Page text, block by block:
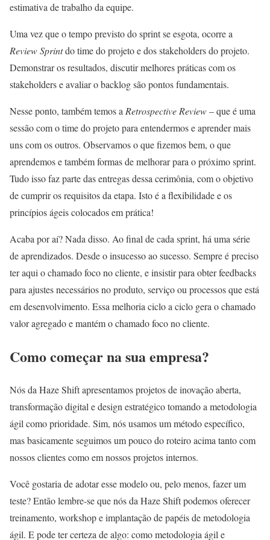
estimativa de trabalho da equipe.
Uma vez que o tempo previsto do sprint se esgota, ocorre a
Review Sprintdo time do projeto e dos stakeholders do projeto.
Demonstrar os resultados, discutir melhores práticas com os
stakeholders e avaliar o backlog são pontos fundamentais.
Nesse ponto, também temos aRetrospective Review– que é uma
sessão com o time do projeto para entendermos e aprender mais
uns com os outros. Observamos o que fizemos bem, o que
aprendemos e também formas de melhorar para o próximo sprint.
Tudo isso faz parte das entregas dessa cerimônia, com o objetivo
de cumprir os requisitos da etapa. Isto é a flexibilidade e os
princípios ágeis colocados em prática!
Acaba por aí? Nada disso. Ao final de cada sprint, há uma série
de aprendizados. Desde o insucesso ao sucesso. Sempre é preciso
ter aqui o chamado foco no cliente, e insistir para obter feedbacks
para ajustes necessários no produto, serviço ou processos que está
em desenvolvimento. Essa melhoria ciclo a ciclo gera o chamado
valor agregado e mantém o chamado foco no cliente.
Como começar na sua empresa?
Nós da Haze Shift apresentamos projetos de inovação aberta,
transformação digital e design estratégico tomando a metodologia
ágil como prioridade. Sim, nós usamos um método específico,
mas basicamente seguimos um pouco do roteiro acima tanto com
nossos clientes como em nossos projetos internos.
Você gostaria de adotar esse modelo ou, pelo menos, fazer um
teste? Então lembre-se que nós da Haze Shift podemos oferecer
treinamento, workshop e implantação de papéis de metodologia
ágil. E pode ter certeza de algo: como metodologia ágil e